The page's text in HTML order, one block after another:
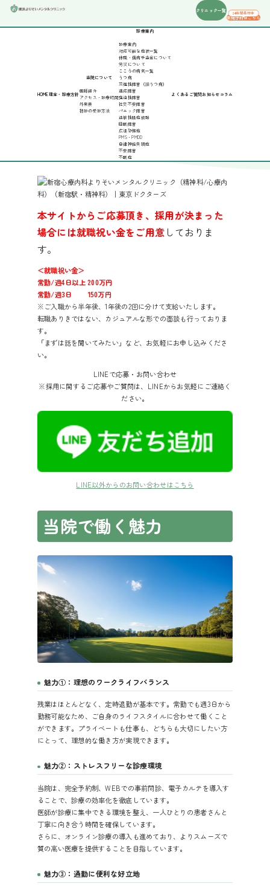
クリニック一覧 24時間受付中
来院予約はこちら
HOME理念・診療方針
当院について
医師紹介
アクセス・診療時間
外来表
初診の受診方法
診療案内
診療案内
対応可能な症状一覧
休職・傷病手当金について
労災について
こころの病気一覧
うつ病
双極性障害（躁うつ病）
適応障害
強迫性障害
社交不安障害
パニック障害
過敏性腸症候群
睡眠障害
広場恐怖症
PMS・PMDD
自律神経失調症
不安障害
不眠症
よくあるご質問お知らせ コラム
就職祝い金について
本サイトからご応募頂き、採用が決まった
場合には就職祝い金をご用意 しておりま
す。
＜就職祝い金＞
常勤/週4日以上 200万円
常勤/週3日 150万円
※ご入職から半年後、1年後の2回に分けて支給いたします。
転職ありきではない、カジュアルな形での面談も行っておりま
す。
「まずは話を聞いてみたい」など、お気軽にお申し込みくださ
い。
LINEで応募・お問い合わせ
※採用に関するご応募やご質問は、LINEからお気軽にご連絡く
ださい。
LINE以外からのお問い合わせはこちら
当院で働く魅力
魅力①：理想のワークライフバランス
残業はほとんどなく、定時退勤が基本です。常勤でも週3日から
勤務可能なため、ご自身のライフスタイルに合わせて働くこと
ができます。プライベートも仕事も、どちらも大切にしたい方
にとって、理想的な働き方が実現できます。
魅力②：ストレスフリーな診療環境
当院は、完全予約制、WEBでの事前問診、電子カルテを導入す
ることで、診療の効率化を徹底しています。
医師が診療に集中できる環境を整え、一人ひとりの患者さんと
丁寧に向き合う時間を確保しています。
さらに、オンライン診療の導入も進めており、よりスムーズで
質の高い医療を提供することを目指しています。
魅力③：通勤に便利な好立地